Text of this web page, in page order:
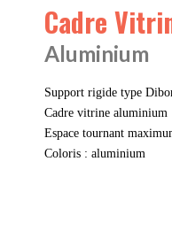
Cadre
Aluminium
Support rigide type
Cadre vitrine aluminium
Espace tournant
Coloris : aluminium